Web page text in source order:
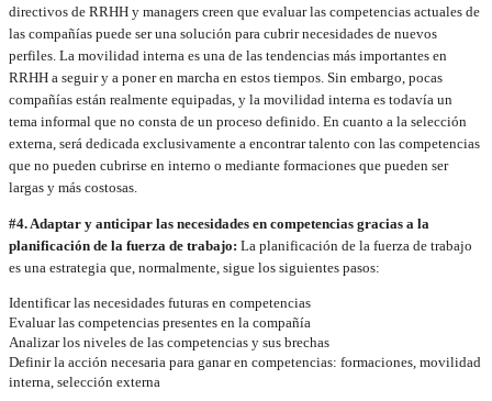
directivos de RRHH y managers creen que evaluar las competencias actuales de
las compañías puede ser una solución para cubrir necesidades de nuevos
perfiles. La movilidad interna es una de las tendencias más importantes en
RRHH a seguir y a poner en marcha en estos tiempos. Sin embargo, pocas
compañías están realmente equipadas, y la movilidad interna es todavía un
tema informal que no consta de un proceso definido. En cuanto a la selección
externa, será dedicada exclusivamente a encontrar talento con las competencias
que no pueden cubrirse en interno o mediante formaciones que pueden ser
largas y más costosas.
#4. Adaptar y anticipar las necesidades en competencias gracias a la
planificación de la fuerza de trabajo: La planificación de la fuerza de trabajo
es una estrategia que, normalmente, sigue los siguientes pasos:
Identificar las necesidades futuras en competencias
Evaluar las competencias presentes en la compañía
Analizar los niveles de las competencias y sus brechas
Definir la acción necesaria para ganar en competencias: formaciones, movilidad
interna, selección externa